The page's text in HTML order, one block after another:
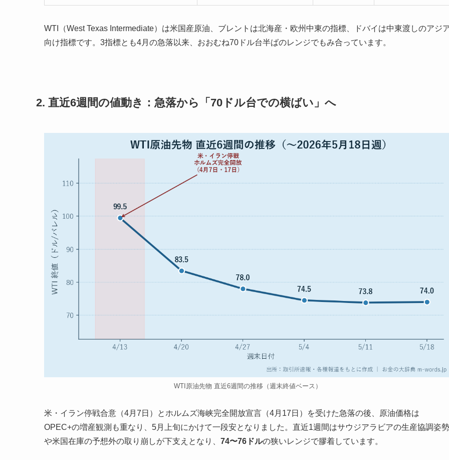
WTI（West Texas Intermediate）は米国産原油、ブレントは北海産・欧州中東の指標、ドバイは中東渡しのアジ
向け指標です。3指標とも4月の急落以来、おおむね70ドル台半ばのレンジでもみ合っています。
2. 直近6週間の値動き：急落から「70ドル台での横ばい」へ
WTI原油先物 直近6週間の推移（週末終値ベース）
米・イラン停戦合意（4月7日）とホルムズ海峡完全開放宣言（4月17日）を受けた急落の後、原油価格は
OPEC+の増産観測も重なり、5月上旬にかけて一段安となりました。直近1週間はサウジアラビアの生産協調姿勢
や米国在庫の予想外の取り崩しが下支えとなり、 74〜76ドルの狭いレンジで膠着しています。